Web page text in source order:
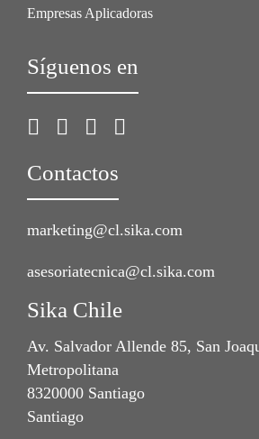
Empresas Aplicadoras
Síguenos en
Contactos
marketing@cl.sika.com
asesoriatecnica@cl.sika.com
Sika Chile
Av. Salvador Allende 85, San
Metropolitana
8320000 Santiago
Santiago